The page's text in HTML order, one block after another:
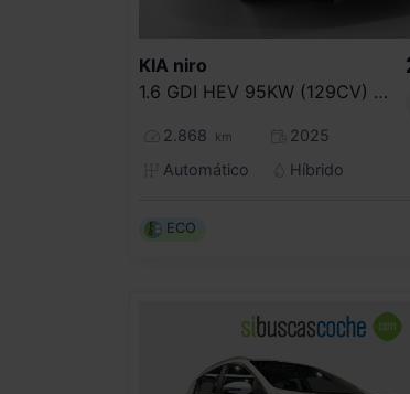
KIA niro
1.6 GDI HEV 95KW (129CV) CONCEPT
2.868 km
2025
Automático
Híbrido
ECO